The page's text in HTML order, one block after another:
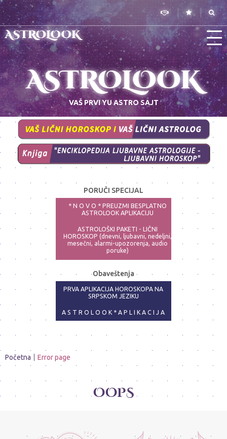
ASTROLOOK
ASTROLOOK
VAŠ PRVI YU ASTRO SAJT
PORUČI SPECIJAL
* N O V O * PREUZMI BESPLATNO
ASTROLOOK APLIKACIJU
ASTROLOŠKI PAKETI - LIČNI
HOROSKOP (dnevni, ljubavni, nedeljni,
mesečni, alarmi-upozorenja, audio
poruke)
ANALIZE
Obaveštenja
PRVA APLIKACIJA HOROSKOPA NA
SRPSKOM JEZIKU
A S T R O L O O K * A P L I K A C I J A
Početna Error page
OOPS